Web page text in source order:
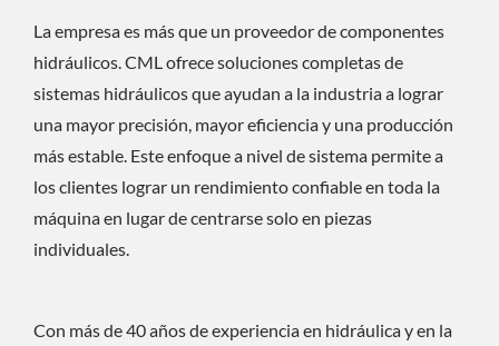
La empresa es más que un proveedor de componentes
hidráulicos. CML ofrece soluciones completas de
sistemas hidráulicos que ayudan a la industria a lograr
una mayor precisión, mayor eficiencia y una producción
más estable. Este enfoque a nivel de sistema permite a
los clientes lograr un rendimiento confiable en toda la
máquina en lugar de centrarse solo en piezas
individuales.
Con más de 40 años de experiencia en hidráulica y en la